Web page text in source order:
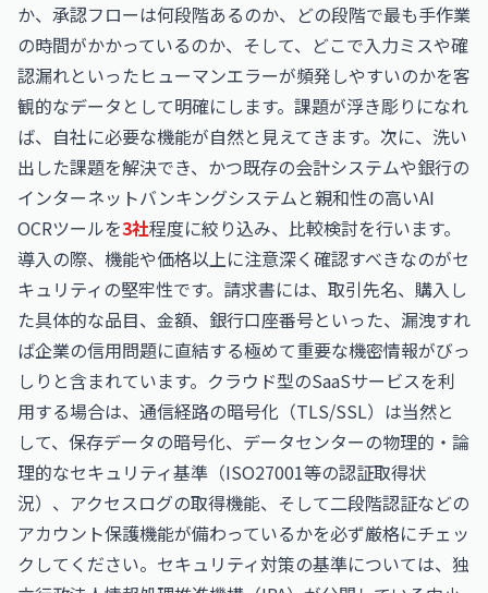
か、承認フローは何段階あるのか、どの段階で最も手作業
の時間がかかっているのか、そして、どこで入力ミスや確
認漏れといったヒューマンエラーが頻発しやすいのかを客
観的なデータとして明確にします。課題が浮き彫りになれ
ば、自社に必要な機能が自然と見えてきます。次に、洗い
出した課題を解決でき、かつ既存の会計システムや銀行の
インターネットバンキングシステムと親和性の高いAI
OCRツールを3社程度に絞り込み、比較検討を行います。
導入の際、機能や価格以上に注意深く確認すべきなのがセ
キュリティの堅牢性です。請求書には、取引先名、購入し
た具体的な品目、金額、銀行口座番号といった、漏洩すれ
ば企業の信用問題に直結する極めて重要な機密情報がびっ
しりと含まれています。クラウド型のSaaSサービスを利
用する場合は、通信経路の暗号化（TLS/SSL）は当然と
して、保存データの暗号化、データセンターの物理的・論
理的なセキュリティ基準（ISO27001等の認証取得状
況）、アクセスログの取得機能、そして二段階認証などの
アカウント保護機能が備わっているかを必ず厳格にチェッ
クしてください。セキュリティ対策の基準については、 独